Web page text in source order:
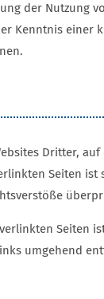
der Nutzung
Kenntnis einer
Dritter,
Seiten
Seiten
umgehend